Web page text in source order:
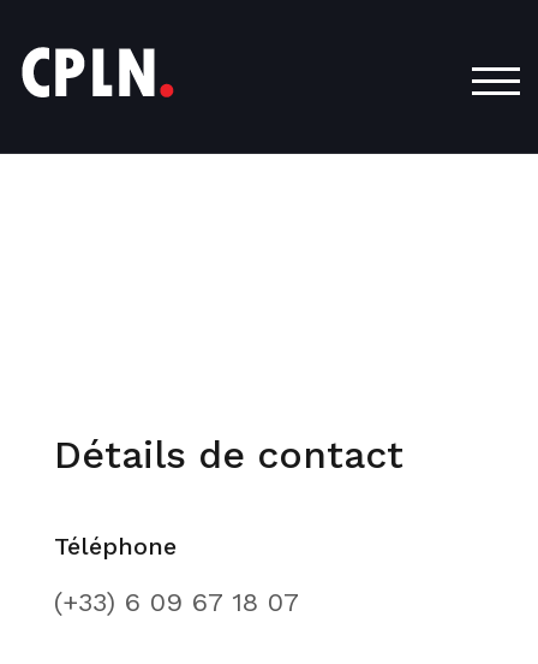
Détails de contact
Téléphone
(+33) 6 09 67 18 07